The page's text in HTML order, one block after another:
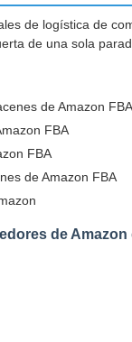
de logística de
de una sola
de Amazon FBA
FBA
FBA
de Amazon FBA
de